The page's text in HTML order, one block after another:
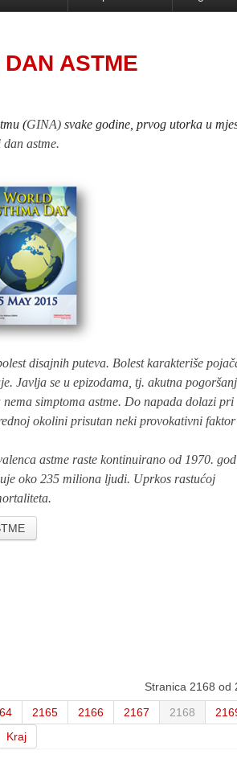
ASTME
(GINA) svake godine, prvog utorka u
dan astme.
disajnih puteva. Bolest karakteriše
Javlja se u epizodama, tj. akutna
simptoma astme. Do napada dolazi pri
okolini prisutan neki provokativni faktor
astme raste kontinuirano od 1970.
oko 235 miliona ljudi. Uprkos rastućoj
Stranica 2168 od
2165 2166 2167 2168
Kraj